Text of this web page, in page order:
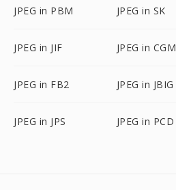
JPEG in PBM JPEG in SK
JPEG in JIF JPEG in CGM
JPEG in FB2 JPEG in JBIG
JPEG in JPS JPEG in PCD